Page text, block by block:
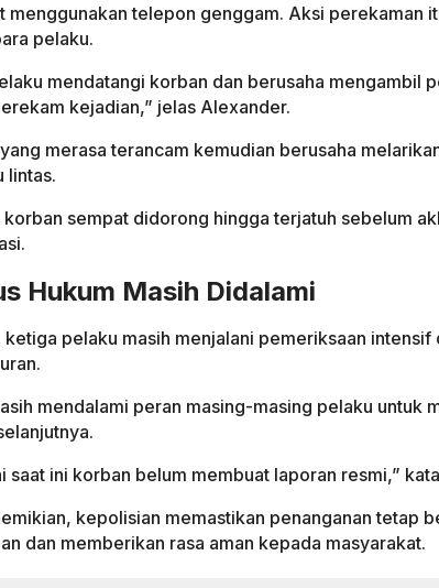
menggunakan telepon genggam. Aksi perekaman
pelaku.
mendatangi korban dan berusaha mengambil
kejadian,” jelas Alexander.
merasa terancam kemudian berusaha
lintas.
korban sempat didorong hingga terjatuh sebelum
Hukum Masih Didalami
ketiga pelaku masih menjalani pemeriksaan intensif
mendalami peran masing-masing pelaku untuk
saat ini korban belum membuat laporan resmi,”
kepolisian memastikan penanganan tetap
dan memberikan rasa aman kepada masyarakat.